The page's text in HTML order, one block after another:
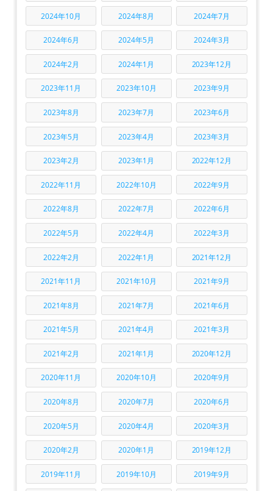
2024年10月 2024年8月 2024年7月
2024年6月 2024年5月 2024年3月
2024年2月 2024年1月 2023年12月
2023年11月 2023年10月 2023年9月
2023年8月 2023年7月 2023年6月
2023年5月 2023年4月 2023年3月
2023年2月 2023年1月 2022年12月
2022年11月 2022年10月 2022年9月
2022年8月 2022年7月 2022年6月
2022年5月 2022年4月 2022年3月
2022年2月 2022年1月 2021年12月
2021年11月 2021年10月 2021年9月
2021年8月 2021年7月 2021年6月
2021年5月 2021年4月 2021年3月
2021年2月 2021年1月 2020年12月
2020年11月 2020年10月 2020年9月
2020年8月 2020年7月 2020年6月
2020年5月 2020年4月 2020年3月
2020年2月 2020年1月 2019年12月
2019年11月 2019年10月 2019年9月